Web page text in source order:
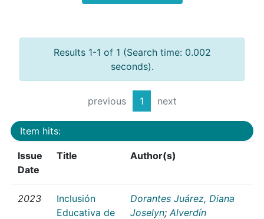
Results 1-1 of 1 (Search time: 0.002
seconds).
previous 1 next
Item hits:
Issue
Date
Title Author(s)
2023
Inclusión
Educativa de
Dorantes Juárez, Diana
Joselyn; Alverdín